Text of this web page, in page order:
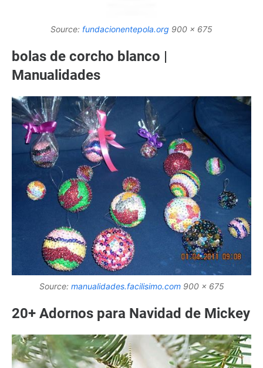
Source: fundacionentepola.org 900 x 675
bolas de corcho blanco |
Manualidades
Source: manualidades.facilisimo.com900 x 675
20+ Adornos para Navidad de Mickey